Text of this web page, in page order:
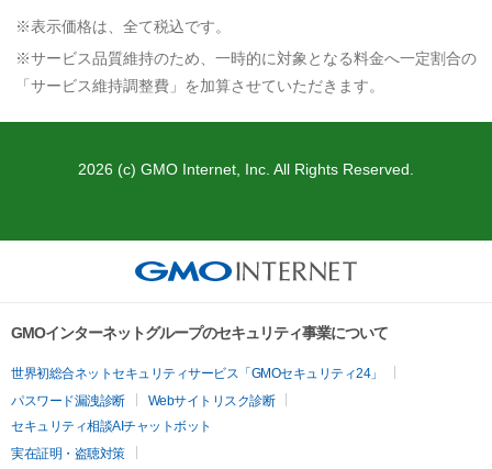
※表示価格は、全て税込です。
※サービス品質維持のため、一時的に対象となる料金へ一定割合の
「サービス維持調整費」を加算させていただきます。
2026 (c) GMO Internet, Inc. All Rights Reserved.
GMOインターネットグループのセキュリティ事業について
世界初総合ネットセキュリティサービス「GMOセキュリティ24」
パスワード漏洩診断
Webサイトリスク診断
セキュリティ相談AIチャットボット
実在証明・盗聴対策